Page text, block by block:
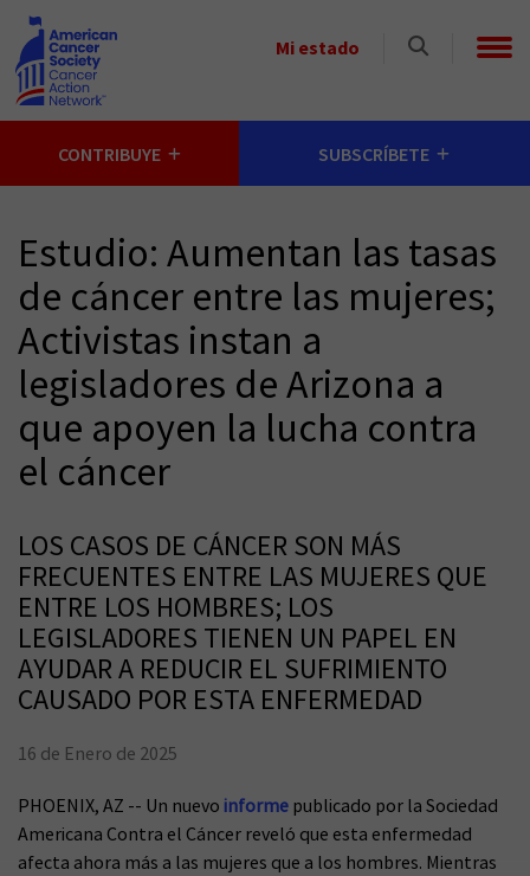
Skip to main content
Mi estado
Select
CONTRIBUYE SUBSCRÍBETE
Estudio: Aumentan las tasas
de cáncer entre las mujeres;
Activistas instan a
legisladores de Arizona a
que apoyen la lucha contra
el cáncer
LOS CASOS DE CÁNCER SON MÁS
FRECUENTES ENTRE LAS MUJERES QUE
ENTRE LOS HOMBRES; LOS
LEGISLADORES TIENEN UN PAPEL EN
AYUDAR A REDUCIR EL SUFRIMIENTO
CAUSADO POR ESTA ENFERMEDAD
16 de Enero de 2025
PHOENIX, AZ -- Un nuevo informe publicado por la Sociedad
Americana Contra el Cáncer reveló que esta enfermedad
afecta ahora más a las mujeres que a los hombres. Mientras